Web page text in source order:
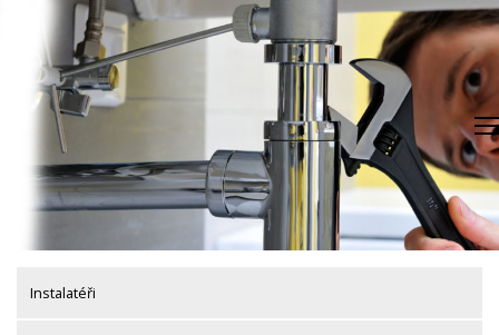
content
Instalatéři